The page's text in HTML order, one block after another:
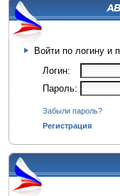
Войти по логину и
Логин:
Пароль:
Забыли пароль?
Регистрация